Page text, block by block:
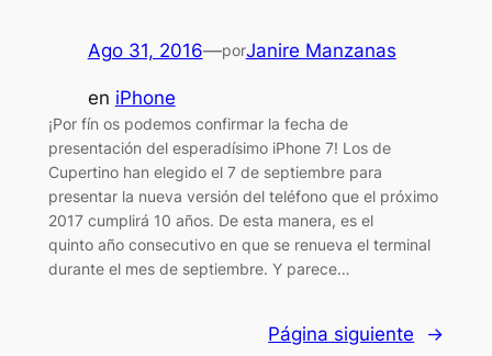
Ago 31, 2016—porJanire Manzanas
en iPhone
¡Por fín os podemos confirmar la fecha de
presentación del esperadísimo iPhone 7! Los de
Cupertino han elegido el 7 de septiembre para
presentar la nueva versión del teléfono que el próximo
2017 cumplirá 10 años. De esta manera, es el
quinto año consecutivo en que se renueva el terminal
durante el mes de septiembre. Y parece…
Página siguiente →